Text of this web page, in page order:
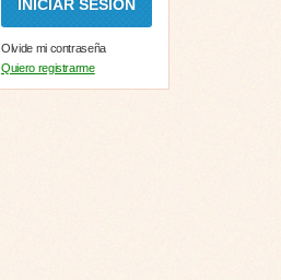
Olvide mi contraseña
Quiero registrarme